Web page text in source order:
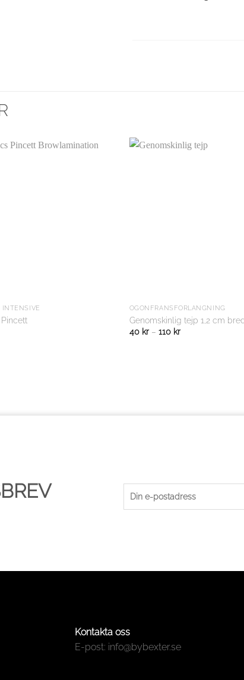
INTENSIVE ÖGONFRANSFÖRLÄNGNING
Genomskinlig tejp 1,2 cm
40 kr– 110 kr
Kontakta oss
E-post: info@bybexter.se